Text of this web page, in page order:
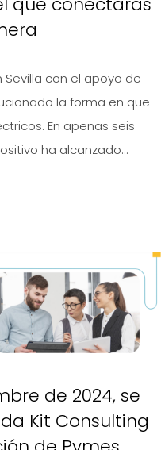
Sevilla con el apoyo de
la forma en que
En apenas seis
ha alcanzado...
de 2024, se
Kit Consulting